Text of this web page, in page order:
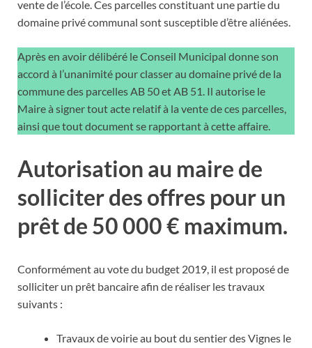
vente de l’école. Ces parcelles constituant une partie du
domaine privé communal sont susceptible d’être aliénées.
Après en avoir délibéré le Conseil Municipal donne son
accord à l’unanimité pour classer au domaine privé de la
commune des parcelles AB 50 et AB 51. Il autorise le
Maire à signer tout acte relatif à la vente de ces parcelles,
ainsi que tout document se rapportant à cette affaire.
Autorisation au maire de
solliciter des offres pour un
prêt de 50 000 € maximum.
Conformément au vote du budget 2019, il est proposé de
solliciter un prêt bancaire afin de réaliser les travaux
suivants :
Travaux de voirie au bout du sentier des Vignes le